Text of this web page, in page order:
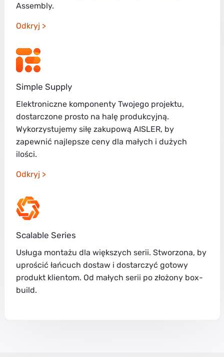
Assembly.
Odkryj
Simple Supply
Elektroniczne komponenty Twojego projektu,
dostarczone prosto na halę produkcyjną.
Wykorzystujemy siłę zakupową AISLER, by
zapewnić najlepsze ceny dla małych i dużych
ilości.
Odkryj
Scalable Series
Usługa montażu dla większych serii. Stworzona, by
uprościć łańcuch dostaw i dostarczyć gotowy
produkt klientom. Od małych serii po złożony box-
build.